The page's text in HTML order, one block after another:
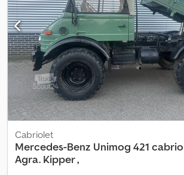
Cabriolet
Mercedes-Benz Unimog 421 cabrio
Agra. Kipper ,